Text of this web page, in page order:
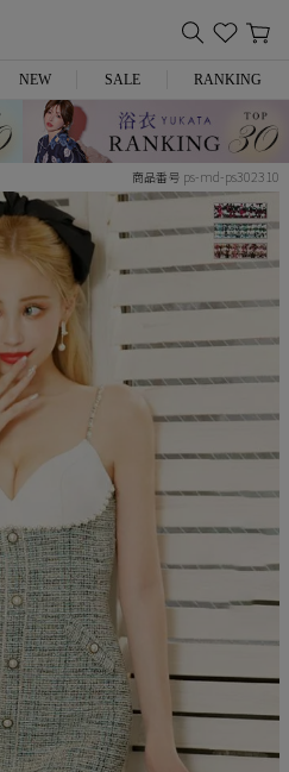
NEW SALE RANKING
商品番号 ps-md-ps302310